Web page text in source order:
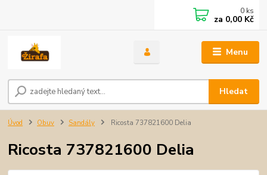
Menu
Hledat
0 ks
za 0,00 Kč
Úvod Obuv Sandály Ricosta 737821600 Delia
Ricosta 737821600 Delia